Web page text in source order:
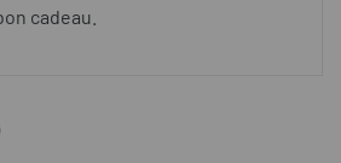
cadeau.